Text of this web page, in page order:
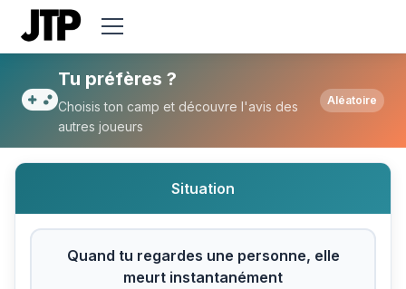
Tu préfères Quand tu regardes une
Tu préfères ?
Choisis ton camp et découvre l'avis des
autres joueurs
Aléatoire
Situation
Quand tu regardes une personne, elle
meurt instantanément